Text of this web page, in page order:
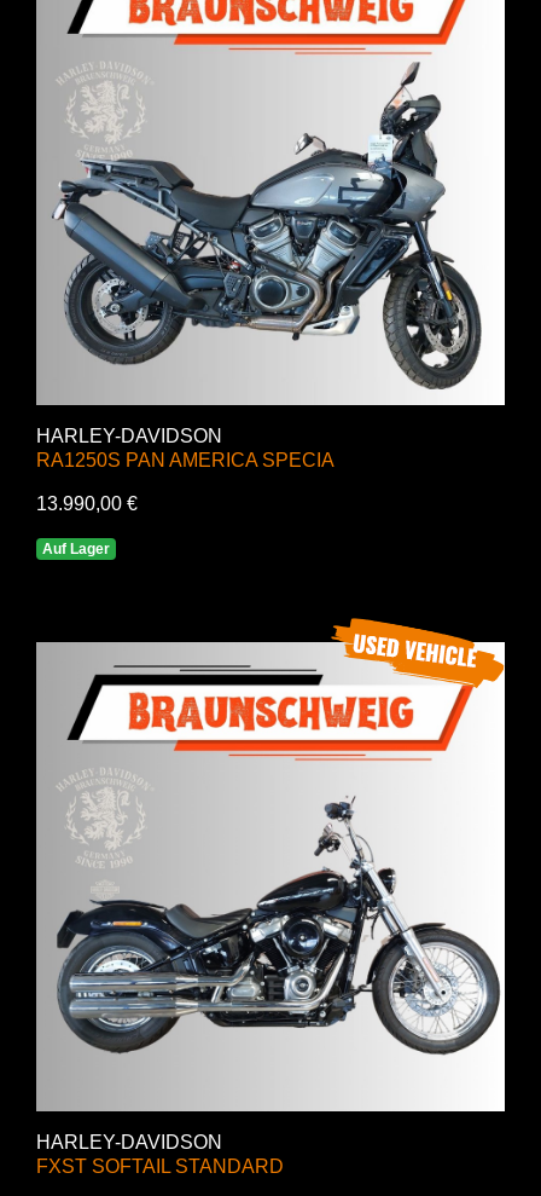
HARLEY-DAVIDSON
RA1250S PAN AMERICA SPECIA
13.990,00 €
Auf Lager
HARLEY-DAVIDSON
FXST SOFTAIL STANDARD